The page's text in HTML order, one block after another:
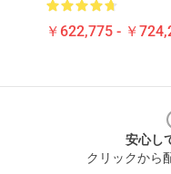
￥622,775 - ￥
安心し
クリックから